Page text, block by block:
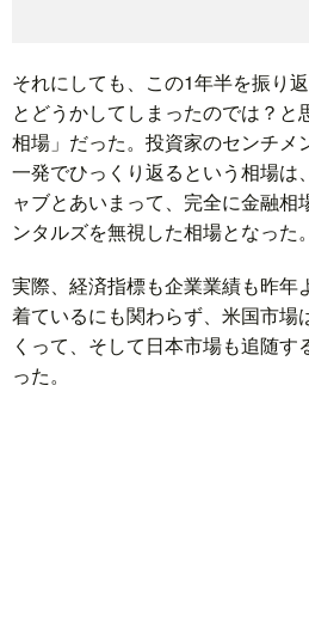
それにしても、この1年半を振り
とどうかしてしまったのでは？と
相場」だった。投資家のセンチメ
一発でひっくり返るという相場は
ャブとあいまって、完全に金融相
ンタルズを無視した相場となった。
実際、経済指標も企業業績も昨年
着ているにも関わらず、米国市場
くって、そして日本市場も追随
った。